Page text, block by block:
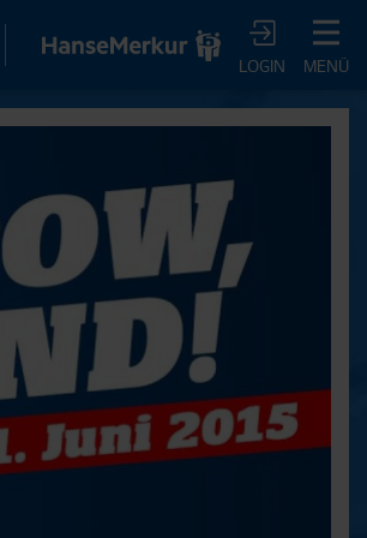
LOGIN MENÜ
vollen Zugriff auf über 100
alle Saisonspiele in voller
exklusive
und vieles mehr.
✕